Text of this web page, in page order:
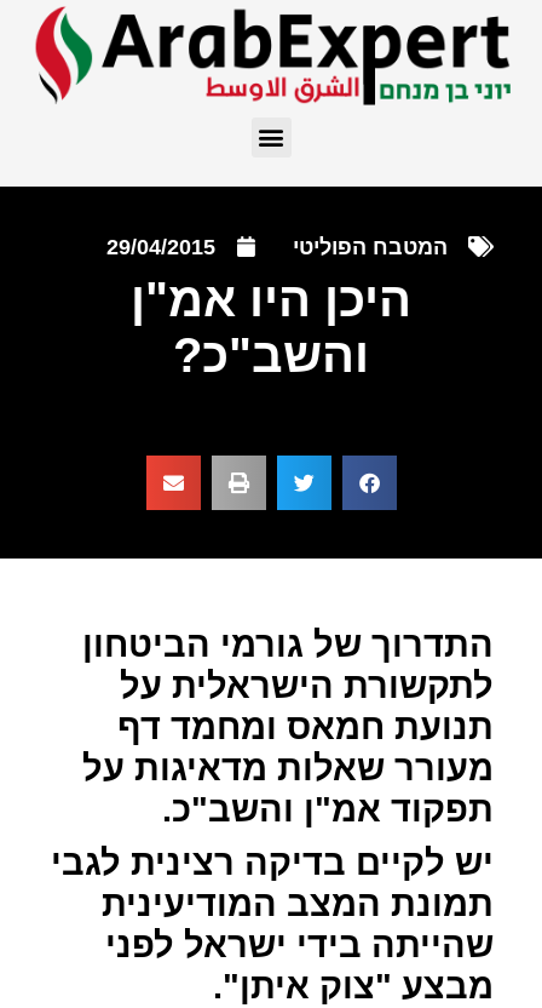
המטבח הפוליטי 29/04/2015
היכן היו אמ"ן
והשב"כ?
התדרוך של גורמי הביטחון
לתקשורת הישראלית על
תנועת חמאס ומחמד דף
מעורר שאלות מדאיגות על
תפקוד אמ"ן והשב"כ.
יש לקיים בדיקה רצינית לגבי
תמונת המצב המודיעינית
שהייתה בידי ישראל לפני
מבצע "צוק איתן".